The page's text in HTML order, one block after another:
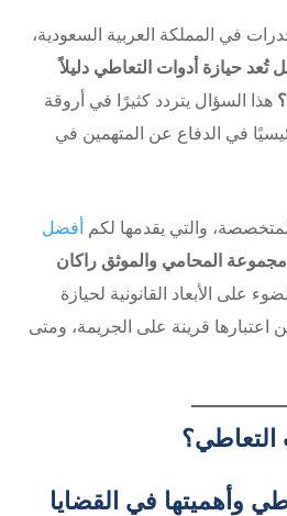
في المملكة العربية السعودية،
تُعد حيازة أدوات التعاطي دليلاً
هذا السؤال يتردد كثيرًا في أروقة
في الدفاع عن المتهمين في
والتي يقدمها لكم
أفضل
مجموعة المحامي والموثق راكان
على الأبعاد القانونية لحيازة
اعتبارها قرينة على الجريمة، ومتى
التعاطي؟
وأهميتها في القضايا